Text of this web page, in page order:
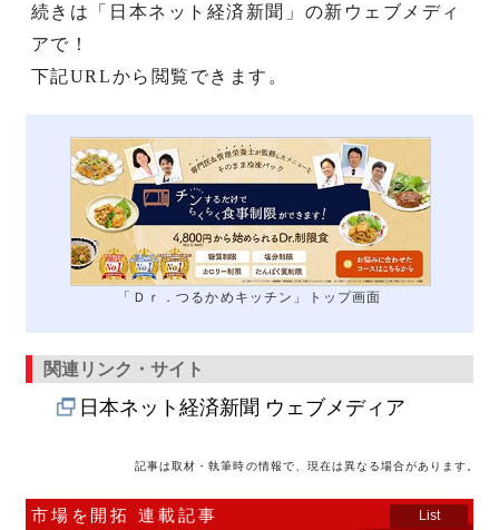
続きは「日本ネット経済新聞」の新ウェブメディ
アで！
下記URLから閲覧できます。
「Ｄｒ．つるかめキッチン」トップ画面
関連リンク・サイト
日本ネット経済新聞 ウェブメディア
記事は取材・執筆時の情報で、現在は異なる場合があります。
市場を開拓 連載記事 List